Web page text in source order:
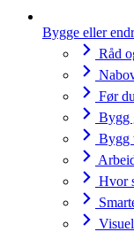
Bygge eller
Råd
Før
Bygg
Bygg
Hvor